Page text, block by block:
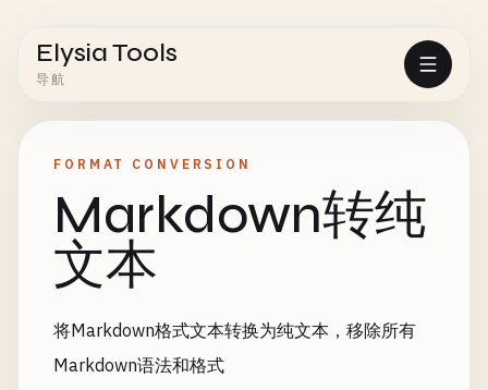
Elysia Tools
导航
FORMAT CONVERSION
Markdown转纯
文本
将Markdown格式文本转换为纯文本，移除所有
Markdown语法和格式